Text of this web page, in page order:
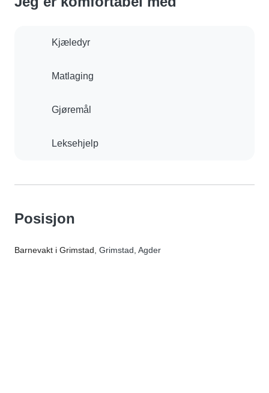
Kjæledyr
Matlaging
Gjøremål
Leksehjelp
Posisjon
Barnevakt i Grimstad , Grimstad, Agder